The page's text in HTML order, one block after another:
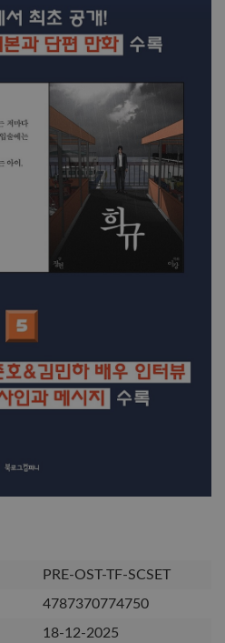
PRE-OST-TF-SCSET
4787370774750
18-12-2025